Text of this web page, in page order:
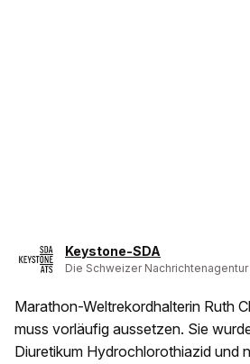
Keystone-SDA
Die Schweizer Nachrichtenagentur
Marathon-Weltrekordhalterin Ruth
muss vorläufig aussetzen. Sie
Diuretikum Hydrochlorothiazid und